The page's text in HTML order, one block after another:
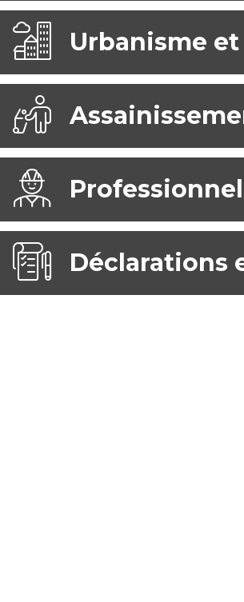
Urbanisme
Déclarations